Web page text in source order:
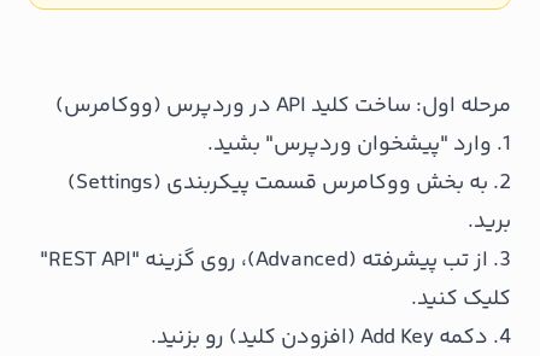
مرحله اول: ساخت کلید API در وردپرس (ووکامرس)
1. وارد "پیشخوان وردپرس" بشید.
2. به بخش ووکامرس قسمت پیکربندی (Settings)
برید.
3. از تب پیشرفته (Advanced)، روی گزینه "REST API"
کلیک کنید.
4. دکمه Add Key (افزودن کلید) رو بزنید.